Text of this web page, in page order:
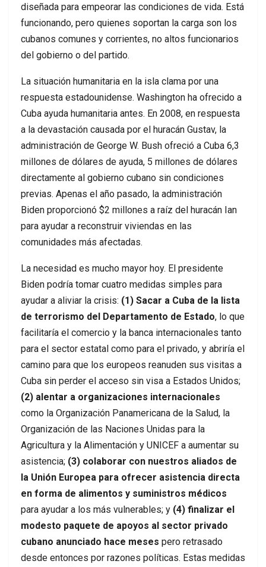
diseñada para empeorar las condiciones de vida. Está
funcionando, pero quienes soportan la carga son los
cubanos comunes y corrientes, no altos funcionarios
del gobierno o del partido.
La situación humanitaria en la isla clama por una
respuesta estadounidense. Washington ha ofrecido a
Cuba ayuda humanitaria antes. En 2008, en respuesta
a la devastación causada por el huracán Gustav, la
administración de George W. Bush ofreció a Cuba 6,3
millones de dólares de ayuda, 5 millones de dólares
directamente al gobierno cubano sin condiciones
previas. Apenas el año pasado, la administración
Biden proporcionó $2 millones a raíz del huracán Ian
para ayudar a reconstruir viviendas en las
comunidades más afectadas.
La necesidad es mucho mayor hoy. El presidente
Biden podría tomar cuatro medidas simples para
ayudar a aliviar la crisis: (1) Sacar a Cuba de la lista
de terrorismo del Departamento de Estado, lo que
facilitaría el comercio y la banca internacionales tanto
para el sector estatal como para el privado, y abriría el
camino para que los europeos reanuden sus visitas a
Cuba sin perder el acceso sin visa a Estados Unidos;
(2) alentar a organizaciones internacionales
como la Organización Panamericana de la Salud, la
Organización de las Naciones Unidas para la
Agricultura y la Alimentación y UNICEF a aumentar su
asistencia; (3) colaborar con nuestros aliados de
la Unión Europea para ofrecer asistencia directa
en forma de alimentos y suministros médicos
para ayudar a los más vulnerables; y (4) finalizar el
modesto paquete de apoyos al sector privado
cubano anunciado hace meses pero retrasado
desde entonces por razones políticas. Estas medidas